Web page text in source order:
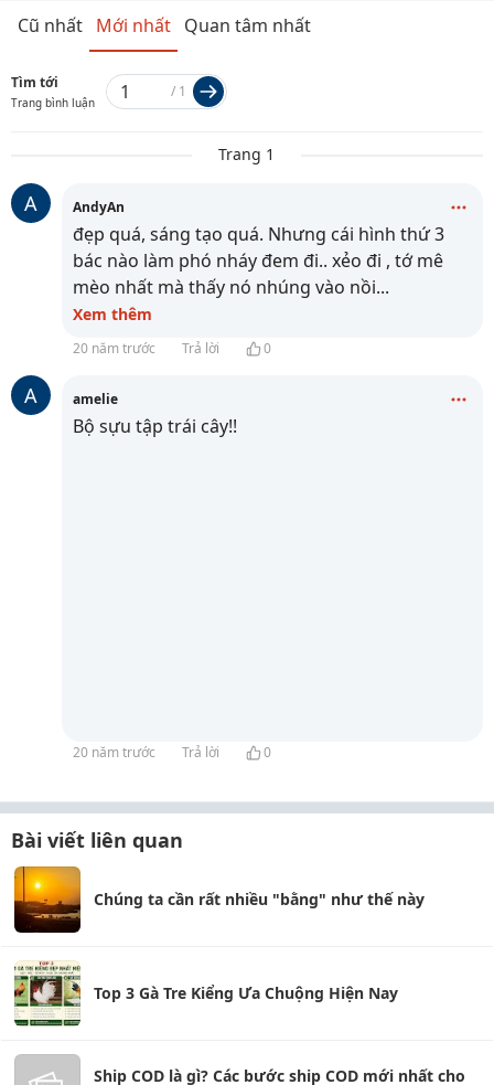
Cũ nhất Mới nhất Quan tâm nhất
Tìm tới
Trang bình luận
/ 1
Trang 1
A AndyAn
đẹp quá, sáng tạo quá. Nhưng cái hình thứ 3
bác nào làm phó nháy đem đi.. xẻo đi , tớ mê
mèo nhất mà thấy nó nhúng vào nồi...
Xem thêm
20 năm trước Trả lời 0
A amelie
Bộ sựu tập trái cây!!
20 năm trước Trả lời 0
Bài viết liên quan
Chúng ta cần rất nhiều "bằng" như thế này
Top 3 Gà Tre Kiểng Ưa Chuộng Hiện Nay
Ship COD là gì? Các bước ship COD mới nhất cho